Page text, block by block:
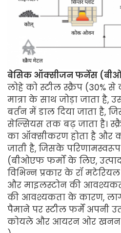
बेसिक ऑक्सीजन फर्नेस
लोहे को स्टील स्क्रैप
मात्रा के साथ जोड़ा जाता
बर्तन में डाल दिया जाता है,
सेल्सियस तक बढ़ जाता है।
का ऑक्सीकरण होता है और
जाती है, जिसके
(बीओएफ फर्मों के लिए,
विभिन्न प्रकार के रॉ
और माइलस्टोन की
की आवश्यकता के कारण,
पैमाने पर स्टील फर्में अपनी
कोयले और आयरन ओर खनन